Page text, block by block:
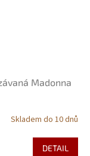
Madonna
Skladem do 10 dnů
DETAIL